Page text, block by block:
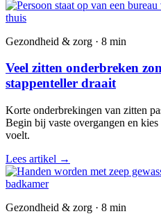
Gezondheid & zorg · 8 min
Veel zitten onderbreken
stappenteller draait
Korte onderbrekingen van zitten
Begin bij vaste overgangen en
voelt.
Lees artikel →
Gezondheid & zorg · 8 min